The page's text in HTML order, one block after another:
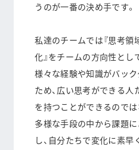
うのが一番の決め手です。
私達のチームでは『思考
化』をチームの方向性とし
様々な経験や知識がバッ
ため、広い思考ができる
を持つことができるのでは
多様な手段の中から課題
し、自分たちで変化に素